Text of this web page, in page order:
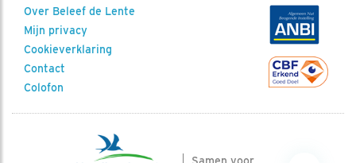
Over Beleef de Lente
Mijn privacy
Cookieverklaring
Contact
Colofon